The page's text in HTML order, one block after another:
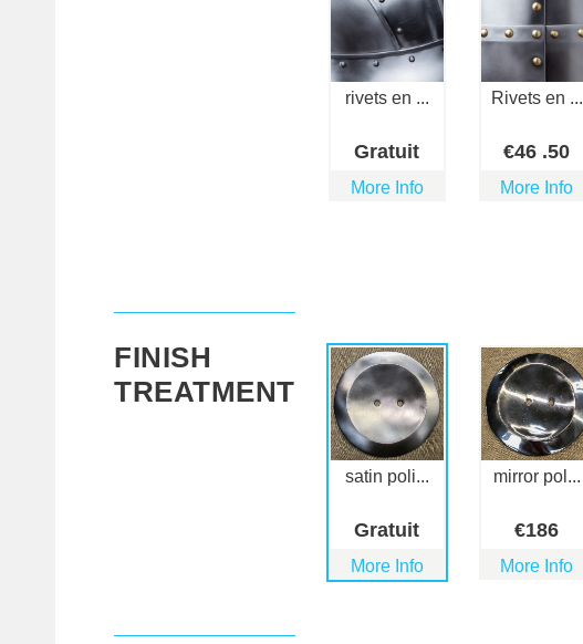
rivets en ...
Gratuit
More Info
Rivets en ...
€46 .50
More Info
FINISH
TREATMENT
satin poli...
Gratuit
More Info
mirror pol...
€186
More Info